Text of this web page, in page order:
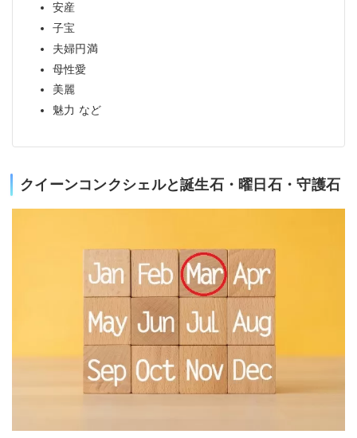
安産
子宝
夫婦円満
母性愛
美麗
魅力 など
クイーンコンクシェルと誕生石・曜日石・守護石